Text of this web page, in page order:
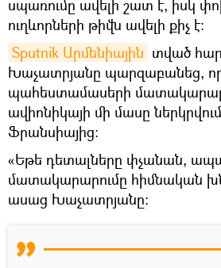
սպառումը ավելի շատ է, իսկ
ուղևորների թիվն ավելի քիչ է։
Sputnik Արմենիային տված
Խաչատրյանը պարզաբանեց, որ
պահեստամասերի
ավիոնիկայի մի մասը
Ֆրանսիայից։
«Եթե դետալները փչանան,
մատակարարումը հիմնական
ասաց Խաչատրյանը։